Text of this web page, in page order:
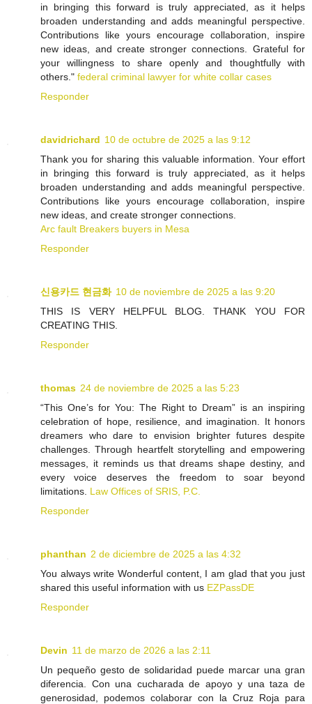
in bringing this forward is truly appreciated, as it helps
broaden understanding and adds meaningful perspective.
Contributions like yours encourage collaboration, inspire
new ideas, and create stronger connections. Grateful for
your willingness to share openly and thoughtfully with
others." federal criminal lawyer for white collar cases
Responder
davidrichard 10 de octubre de 2025 a las 9:12
Thank you for sharing this valuable information. Your effort
in bringing this forward is truly appreciated, as it helps
broaden understanding and adds meaningful perspective.
Contributions like yours encourage collaboration, inspire
new ideas, and create stronger connections.
Arc fault Breakers buyers in Mesa
Responder
신용카드 현금화 10 de noviembre de 2025 a las 9:20
THIS IS VERY HELPFUL BLOG. THANK YOU FOR
CREATING THIS.
Responder
thomas 24 de noviembre de 2025 a las 5:23
“This One’s for You: The Right to Dream” is an inspiring
celebration of hope, resilience, and imagination. It honors
dreamers who dare to envision brighter futures despite
challenges. Through heartfelt storytelling and empowering
messages, it reminds us that dreams shape destiny, and
every voice deserves the freedom to soar beyond
limitations. Law Offices of SRIS, P.C.
Responder
phanthan 2 de diciembre de 2025 a las 4:32
You always write Wonderful content, I am glad that you just
shared this useful information with us EZPassDE
Responder
Devin 11 de marzo de 2026 a las 2:11
Un pequeño gesto de solidaridad puede marcar una gran
diferencia. Con una cucharada de apoyo y una taza de
generosidad, podemos colaborar con la Cruz Roja para